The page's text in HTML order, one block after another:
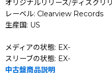
オリジナルリリース/ディスクリ
レーベル: Clearview Records
生産国: US
メディアの状態: EX-
スリーブの状態: EX-
中古盤商品説明